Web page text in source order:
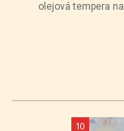
olejová tempera
10